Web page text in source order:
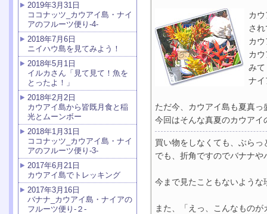
2019年3月31日
ココナッツ_カウアイ島・ナイ
アのフルーツ便り-4-
2018年7月6日
ニイハウ島を見てみよう！
2018年5月1日
イルカさん「見て見て！魚を
とったよ！」
2018年2月2日
カウアイ島から皆既月食と稲
光とムーンボー
2018年1月31日
ココナッツ_カウアイ島・ナイ
アのフルーツ便り-3-
2017年6月21日
カウアイ島でトレッキング
2017年3月16日
バナナ_カウアイ島・ナイアの
フルーツ便り-２-
カ
さ
カ
カ
みて
ナ
ただ今、カウアイ島も夏真っ
今回はそんな真夏のカウア
買い物をしなくても、ぶら
でも、折角ですのでバナナ
今まで見たこともないよう
また、「えっ、こんなもの